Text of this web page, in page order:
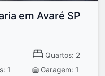
em Avaré SP
Quartos: 2
1 Garagem: 1